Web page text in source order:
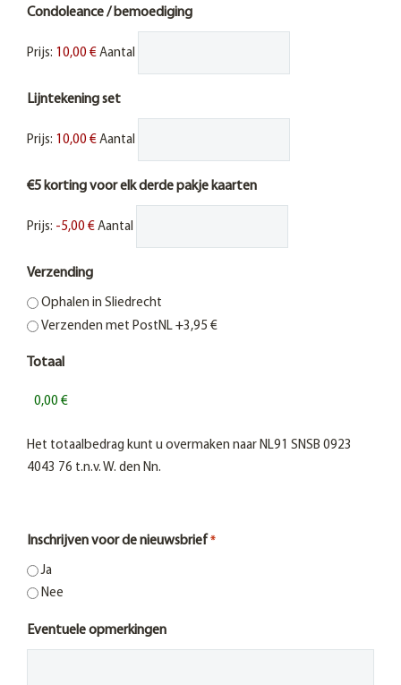
Condoleance / bemoediging
Prijs: 10,00 € Aantal
Lijntekening set
Prijs: 10,00 € Aantal
€5 korting voor elk derde pakje kaarten
Prijs: -5,00 € Aantal
Verzending
Ophalen in Sliedrecht
Verzenden met PostNL +3,95 €
Totaal
Het totaalbedrag kunt u overmaken naar NL91 SNSB 0923
4043 76 t.n.v. W. den Nn.
Inschrijven voor de nieuwsbrief *
Ja
Nee
Eventuele opmerkingen